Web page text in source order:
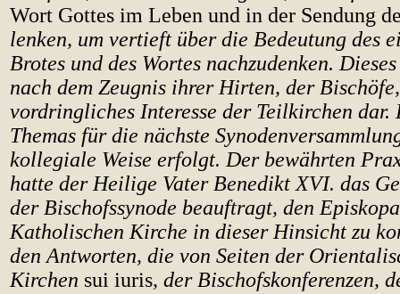
Wort Gottes im Leben und in der Sendung
lenken, um vertieft über die Bedeutung des
Brotes und des Wortes nachzudenken.
nach dem Zeugnis ihrer Hirten, der
vordringliches Interesse der Teilkirchen dar.
Themas für die nächste
kollegiale Weise erfolgt. Der bewährten
hatte der Heilige Vater Benedikt XVI. das
der Bischofssynode beauftragt, den
Katholischen Kirche in dieser Hinsicht zu
den Antworten, die von Seiten der
Kirchen sui iuris, der Bischofskonferenzen,